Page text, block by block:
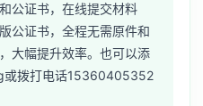
公证书，在线提交材料
公证书，全程无需原件和
大幅提升效率。也可以添
或拨打电话15360405352